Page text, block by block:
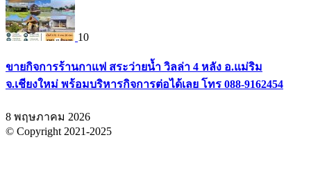
10
ขายกิจการร้านกาแฟ สระว่ายน้ำ วิลล่า 4 หลัง อ.แม่ริม
จ.เชียงใหม่ พร้อมบริหารกิจการต่อได้เลย โทร 088-9162454
8 พฤษภาคม 2026
© Copyright 2021-2025